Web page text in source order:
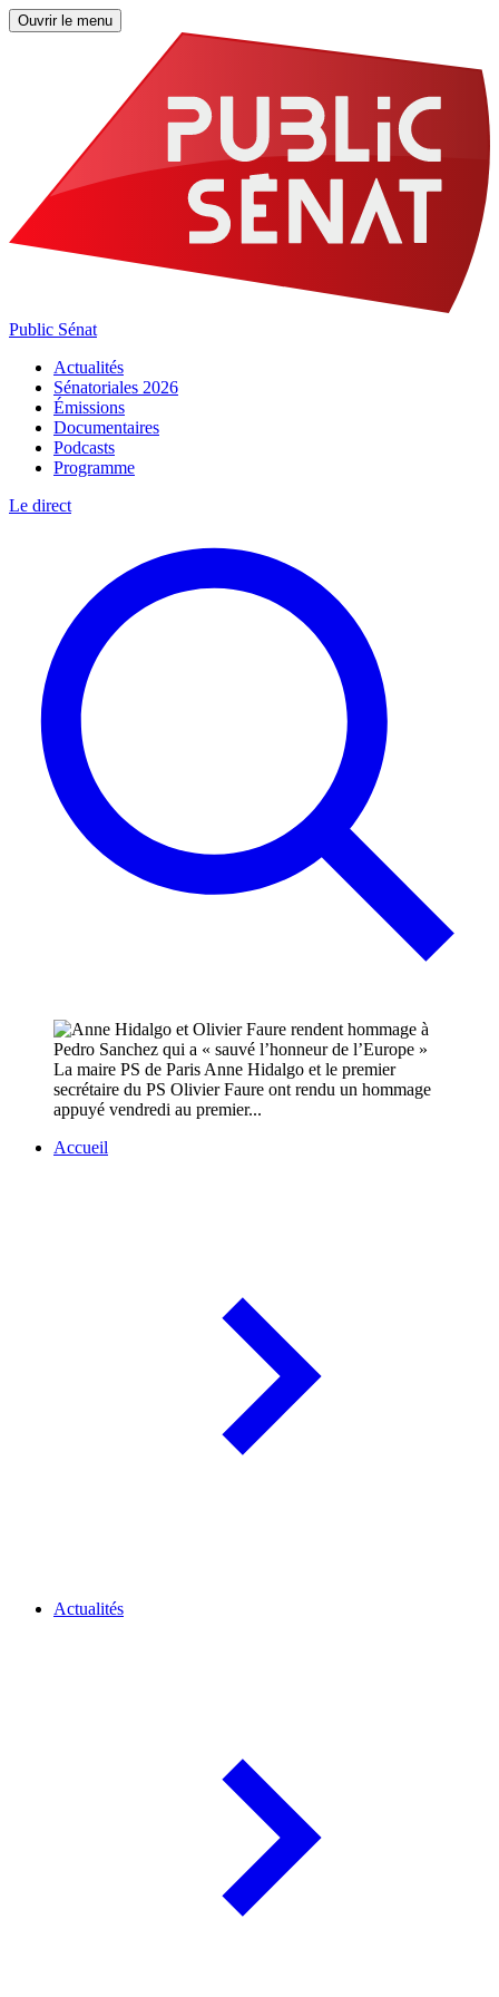
Ouvrir le menu
Public Sénat
Actualités
Sénatoriales 2026
Émissions
Documentaires
Podcasts
Programme
Le direct
La maire PS de Paris Anne Hidalgo et le premier
secrétaire du PS Olivier Faure ont rendu un hommage
appuyé vendredi au premier...
Accueil
Actualités